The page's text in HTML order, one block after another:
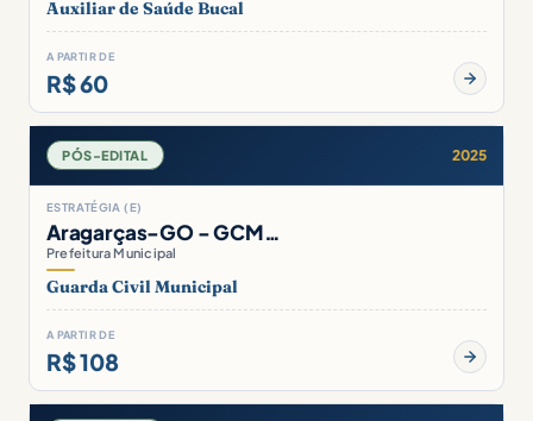
Auxiliar de Saúde Bucal
A PARTIR DE
R$ 60
PÓS-EDITAL 2025
ESTRATÉGIA (E)
Aragarças-GO - GCM…
Prefeitura Municipal
Guarda Civil Municipal
A PARTIR DE
R$ 108